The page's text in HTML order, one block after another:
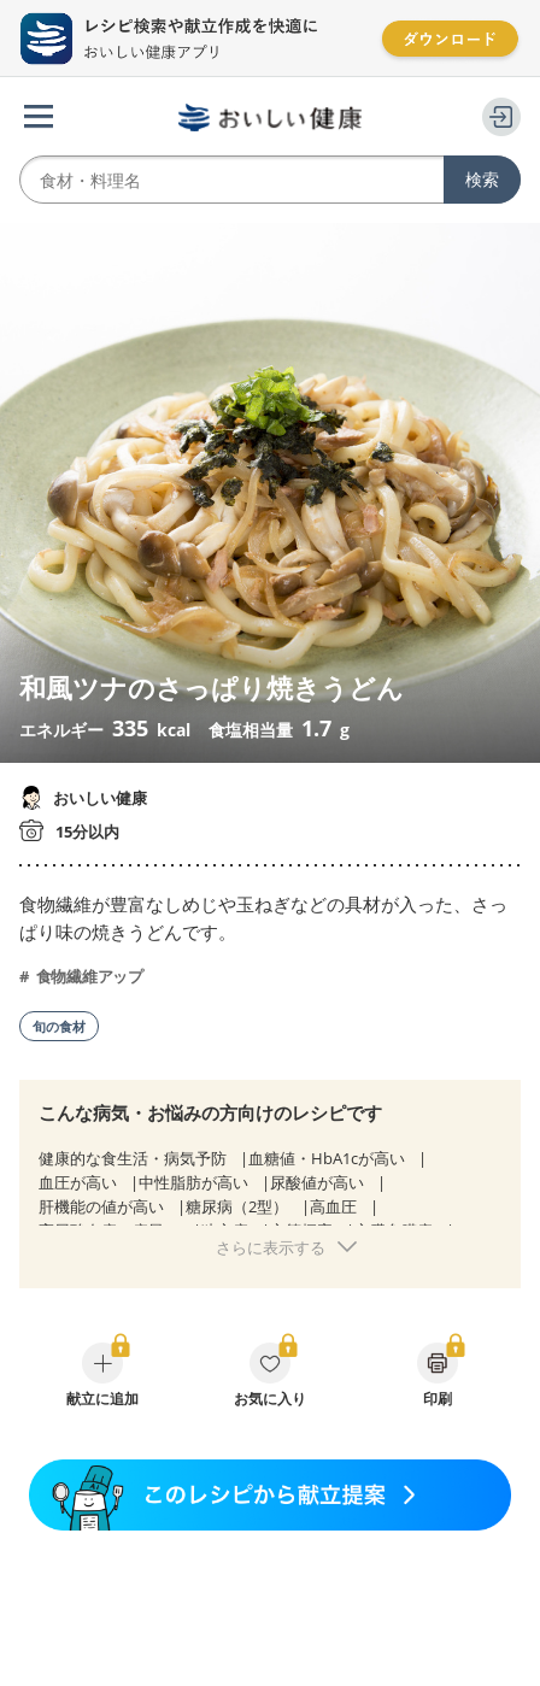
和風ツナのさっぱり焼きうどん
エネルギー 335 kcal 食塩相当量 1.7 g
おいしい健康
15分以内
食物繊維が豊富なしめじや玉ねぎなどの具材が入った、さっ
ぱり味の焼きうどんです。
食物繊維アップ
旬の食材
こんな病気・お悩みの方向けのレシピです
健康的な食生活・病気予防
血糖値・HbA1cが高い
血圧が高い
中性脂肪が高い
尿酸値が高い
肝機能の値が高い
糖尿病（2型）
高血圧
高尿酸血症（痛風）
狭心症 心筋梗塞
心臓弁膜症
慢性便秘症
過敏性腸症候群（IBS）
乳がん治療を終えた方・経過観察中の方など
妊娠中(初期)
妊婦健診・体重増加が気になる（初期）
妊婦健診・血圧が気になる（初期）
産後（ミルク）
フレイル（年齢に合わせた体作り）
貧血対策
ニキビ・肌荒れ
さらに表示する
献立に追加 お気に入り 印刷